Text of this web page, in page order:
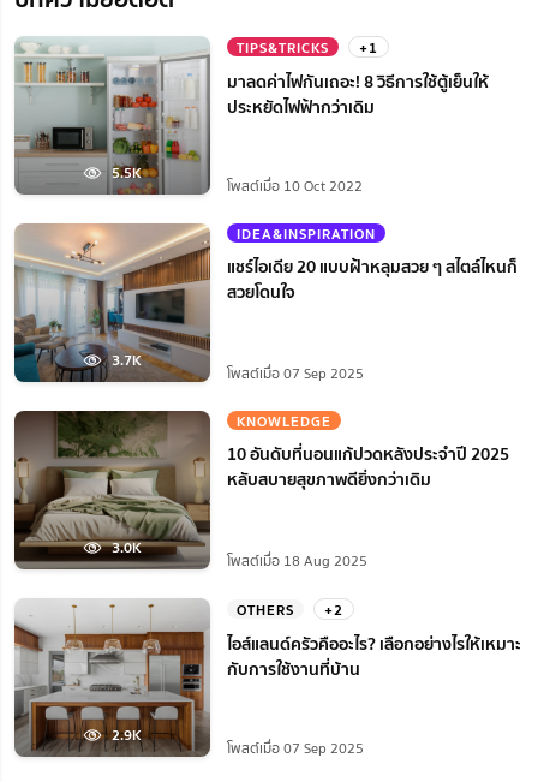
5.5K
TIPS&TRICKS +1
มาลดค่าไฟกันเถอะ! 8 วิธีการใช้ตู้เย็นให้
ประหยัดไฟฟ้ากว่าเดิม
โพสต์เมื่อ 10 Oct 2022
3.7K
IDEA&INSPIRATION
แชร์ไอเดีย 20 แบบฝ้าหลุมสวย ๆ สไตล์ไหนก็
สวยโดนใจ
โพสต์เมื่อ 07 Sep 2025
3.0K
KNOWLEDGE
10 อันดับที่นอนแก้ปวดหลังประจำปี 2025
หลับสบายสุขภาพดียิ่งกว่าเดิม
โพสต์เมื่อ 18 Aug 2025
2.9K
OTHERS +2
ไอส์แลนด์ครัวคืออะไร? เลือกอย่างไรให้เหมาะ
กับการใช้งานที่บ้าน
โพสต์เมื่อ 07 Sep 2025